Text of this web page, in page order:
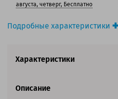
Подробные характеристики
Вид товара:Фотобарабан
заполнении страницы.
150 баллов
августа, четверг, Бесплатно
Характеристики
Описание